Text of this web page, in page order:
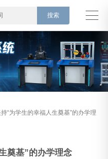
“为学生的幸福人生奠基”的办学理
奠基”的办学理念